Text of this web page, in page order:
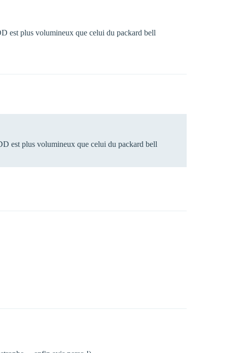
est plus volumineux que celui du packard bell
est plus volumineux que celui du packard bell